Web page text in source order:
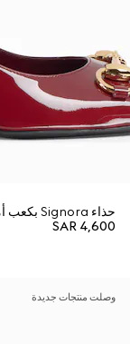
حذاء Signora بكعب أمامي عالٍ للنساء
SAR 4,600
وصلت منتجات جديدة